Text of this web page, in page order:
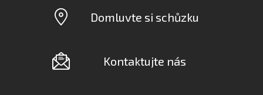
Domluvte si schůzku
Kontaktujte nás